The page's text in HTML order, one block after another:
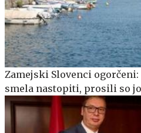
Zamejski Slovenci
smela nastopiti, prosili so